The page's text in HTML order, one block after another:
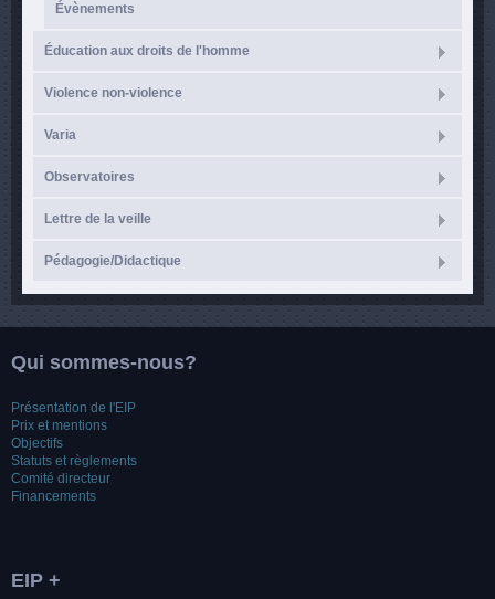
Évènements
Éducation aux droits de l'homme
Violence non-violence
Varia
Observatoires
Lettre de la veille
Pédagogie/Didactique
Qui sommes-nous?
Présentation de l'EIP
Prix et mentions
Objectifs
Statuts et règlements
Comité directeur
Financements
EIP +